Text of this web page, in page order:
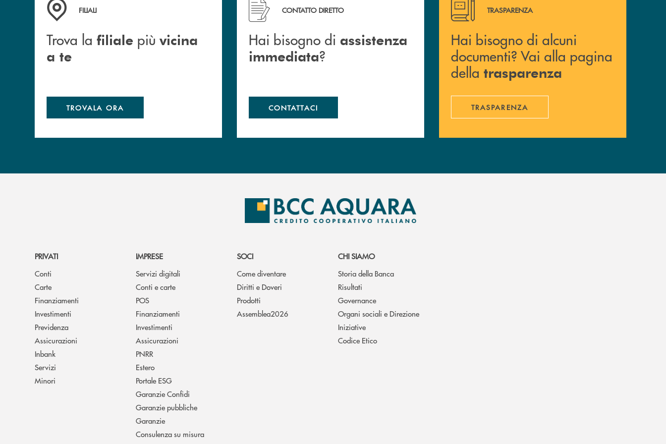
Trova la filiale più vicina a te
FILIALI
Trova la filiale più vicina
a te
TROVALA ORA
Hai bisogno di assistenza immediata ?
CONTATTO DIRETTO
Hai bisogno di assistenza
immediata?
CONTATTACI
Hai bisogno di alcuni documenti? Vai alla pagina della
TRASPARENZA
Hai bisogno di alcuni
documenti? Vai alla pagina
della trasparenza
TRASPARENZA
PRIVATI
Conti
Carte
Finanziamenti
Investimenti
Previdenza
Assicurazioni
Inbank
Servizi
Minori
IMPRESE
Servizi digitali
Conti e carte
POS
Finanziamenti
Investimenti
Assicurazioni
PNRR
Estero
Portale ESG
Garanzie Confidi
Garanzie pubbliche
Garanzie
Consulenza su misura
SOCI
Come diventare
Diritti e Doveri
Prodotti
Assemblea2026
CHI SIAMO
Storia della Banca
Risultati
Governance
Organi sociali e Direzione
Iniziative
Codice Etico